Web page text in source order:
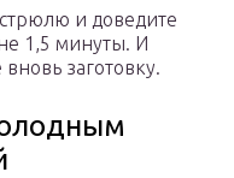
и доведите
1,5 минуты. И
заготовку.